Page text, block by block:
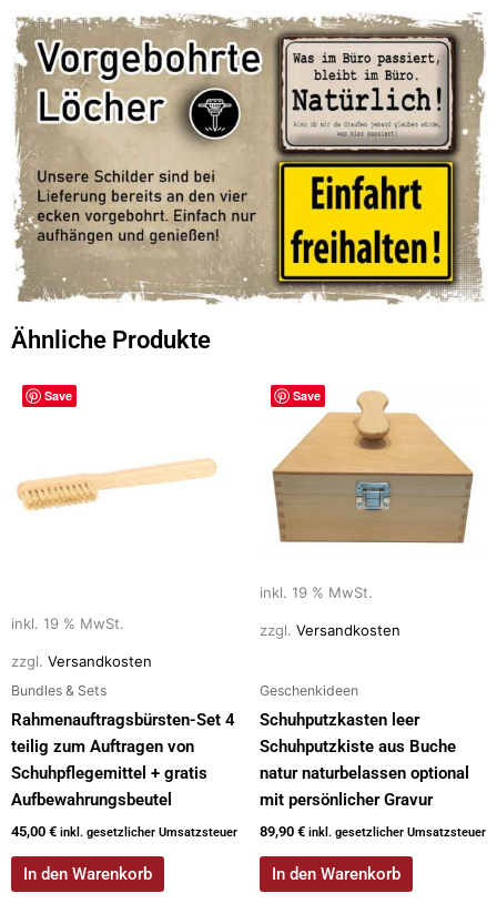
Ähnliche Produkte
Save
inkl. 19 % MwSt.
zzgl. Versandkosten
Bundles & Sets
Rahmenauftragsbürsten-Set 4
teilig zum Auftragen von
Schuhpflegemittel + gratis
Aufbewahrungsbeutel
45,00 € inkl. gesetzlicher Umsatzsteuer
In den Warenkorb
Save
inkl. 19 % MwSt.
zzgl. Versandkosten
Geschenkideen
Schuhputzkasten leer
Schuhputzkiste aus Buche
natur naturbelassen optional
mit persönlicher Gravur
89,90 € inkl. gesetzlicher Umsatzsteuer
In den Warenkorb